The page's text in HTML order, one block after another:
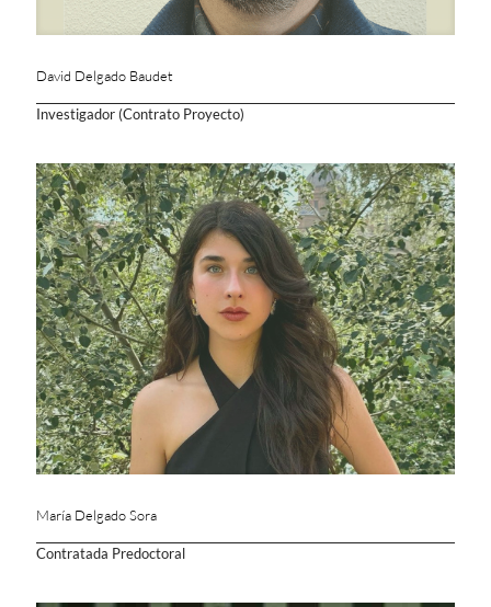
David Delgado Baudet
Investigador (Contrato Proyecto)
María Delgado Sora
Contratada Predoctoral